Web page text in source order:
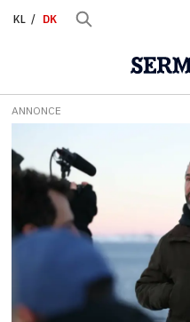
KL DK
Tag:
københavn
ANNONCE